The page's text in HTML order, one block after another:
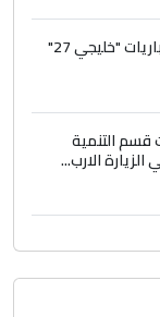
الاتحاد الخليجي يعلن جدول مباريات "خليجي 27"
قسم التنمية
الارب...